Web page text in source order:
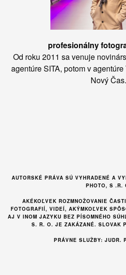
profesionálny
Od roku 2011 sa venuje
agentúre SITA, potom v
Nový Čas.
AUTORSKÉ PRÁVA SÚ VYHRADENÉ A
PHOTO, S .R.
AKÉKOĽVEK ROZMNOŽOVANIE
FOTOGRAFIÍ, VIDEÍ, AKÝMKOĽVEK
AJ V INOM JAZYKU BEZ PÍSOMNÉHO
S. R. O. JE ZAKÁZANÉ. SLOVAK
PRÁVNE SLUŽBY: JUDR.